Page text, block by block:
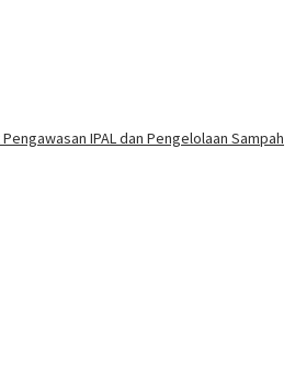
IPAL dan Pengelolaan Sampah